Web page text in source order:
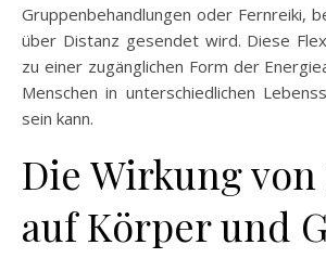
Gruppenbehandlungen oder Fernreiki,
über Distanz gesendet wird. Diese
zu einer zugänglichen Form der
Menschen in unterschiedlichen
sein kann.
Die Wirkung von
auf Körper und